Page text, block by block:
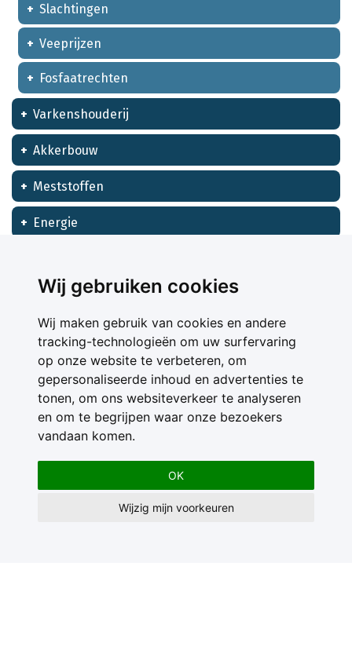
Wij gebruiken cookies
Wij maken gebruik van cookies en andere
tracking-technologieën om uw surfervaring
op onze website te verbeteren, om
gepersonaliseerde inhoud en advertenties te
tonen, om ons websiteverkeer te analyseren
en om te begrijpen waar onze bezoekers
vandaan komen.
OK
Wijzig mijn voorkeuren
Slachtingen
Veeprijzen
Fosfaatrechten
Varkenshouderij
Akkerbouw
Meststoffen
Energie